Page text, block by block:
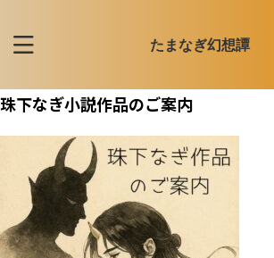
たまなぎ幻想譚
珠下なぎ小説作品のご案内